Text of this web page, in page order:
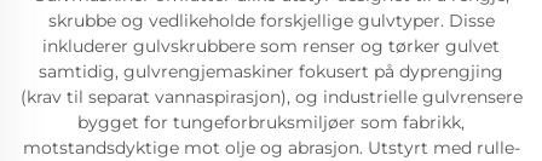
skrubbe og vedlikeholde forskjellige gulvtyper. Disse
inkluderer gulvskrubbere som renser og tørker gulvet
samtidig, gulvrengjemaskiner fokusert på dyprengjing
(krav til separat vannaspirasjon), og industrielle gulvrensere
bygget for tungeforbruksmiljøer som fabrikk,
motstandsdyktige mot olje og abrasjon. Utstyrt med rulle-